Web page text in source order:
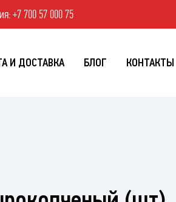
+7 700 57 000 75
И ДОСТАВКА БЛОГ КОНТАКТЫ